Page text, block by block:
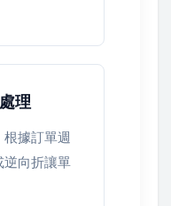
理
據訂單週
逆向折讓單